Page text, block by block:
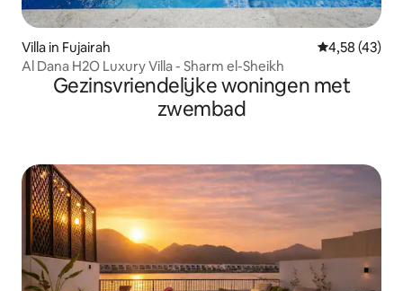
Villa in Fujairah Gemiddelde
4,58 (43)
Al Dana H2O Luxury Villa - Sharm el-Sheikh
Gezinsvriendelijke woningen met
zwembad